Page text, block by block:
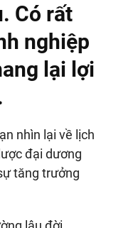
Có rất
nghiệp
lại lợi
nhìn lại về lịch
đại dương
tăng trưởng